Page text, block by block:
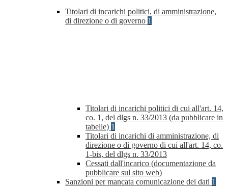
Titolari di incarichi politici, di amministrazione,
di direzione o di governo 1
Titolari di incarichi politici di cui all'art. 14,
co. 1, del dlgs n. 33/2013 (da pubblicare in
tabelle) 1
Titolari di incarichi di amministrazione, di
direzione o di governo di cui all'art. 14, co.
1-bis, del dlgs n. 33/2013
Cessati dall'incarico (documentazione da
pubblicare sul sito web)
Sanzioni per mancata comunicazione dei dati 1